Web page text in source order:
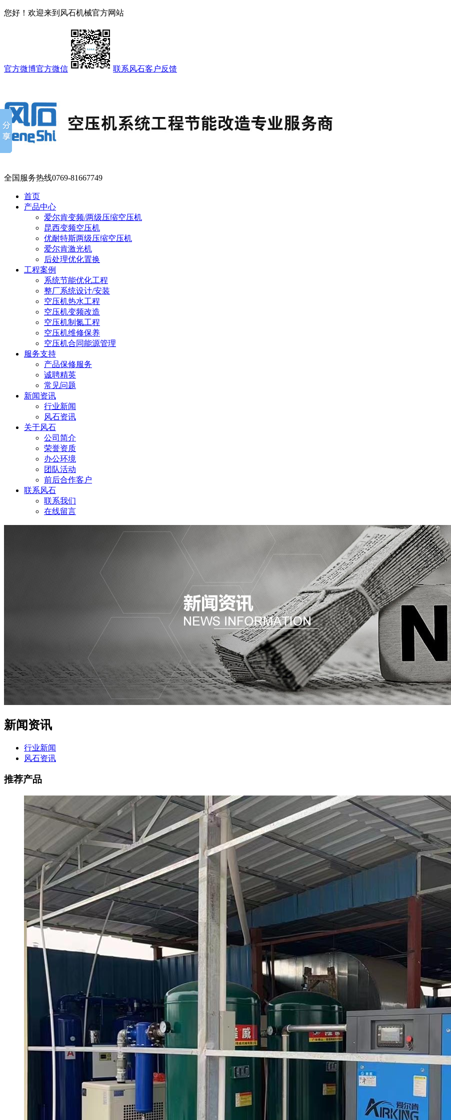
您好！欢迎来到风石机械官方网站
官方微博官方微信 联系风石客户反馈
全国服务热线0769-81667749
首页
产品中心
爱尔肯变频/两级压缩空压机
昆西变频空压机
优耐特斯两级压缩空压机
爱尔肯激光机
后处理优化置换
工程案例
系统节能优化工程
整厂系统设计/安装
空压机热水工程
空压机变频改造
空压机制氮工程
空压机维修保养
空压机合同能源管理
服务支持
产品保修服务
诚聘精英
常见问题
新闻资讯
行业新闻
风石资讯
关于风石
公司简介
荣誉资质
办公环境
团队活动
前后合作客户
联系风石
联系我们
在线留言
新闻资讯
行业新闻
风石资讯
推荐产品